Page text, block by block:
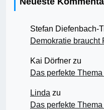
Stefan Diefenbach-
Demokratie braucht
Kai Dörfner zu
Das perfekte
Linda zu
Das perfekte